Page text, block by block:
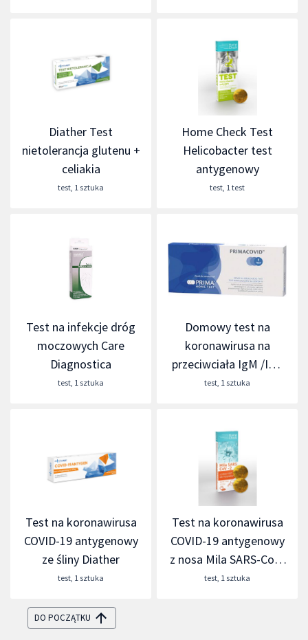
Diather Test
nietolerancja glutenu +
celiakia
test, 1 sztuka
Home Check Test
Helicobacter test
antygenowy
test, 1 test
Test na infekcje dróg
moczowych Care
Diagnostica
test, 1 sztuka
Domowy test na
koronawirusa na
przeciwciała IgM /IgG
przeciwko COVID-19
test, 1 sztuka
Test na koronawirusa
COVID-19 antygenowy
ze śliny Diather
test, 1 sztuka
Test na koronawirusa
COVID-19 antygenowy
z nosa Mila SARS-CoV-
2
test, 1 sztuka
DO POCZĄTKU